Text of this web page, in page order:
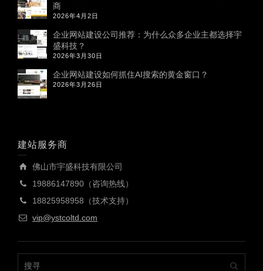
商
2026年4月2日
企业网站建设公司推荐：为什么众多企业主都选择宇
盛科技？
2026年3月30日
企业网站建设如何抓住AI搜索的黄金窗口？
2026年3月26日
建站服务商
佛山市宇盛科技有限公司
19886147890（咨询热线）
18825958958（技术支持）
vip@ystcoltd.com